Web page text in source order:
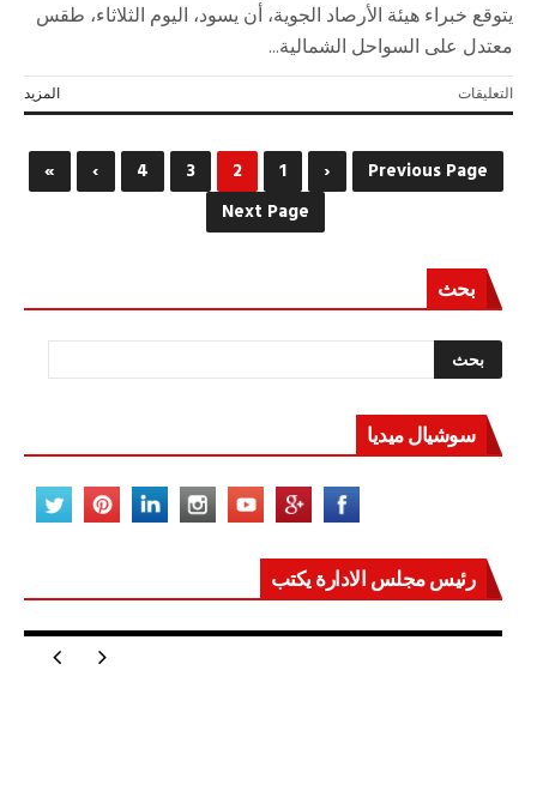
يتوقع خبراء هيئة الأرصاد الجوية، أن يسود، اليوم الثلاثاء، طقس
معتدل على السواحل الشمالية...
المزيد التعليقاتعلى
الارصاد:
اليوم
مائل
30درجة
Previous Page
Next Page
بحث
سوشيال ميديا
رئيس مجلس الادارة يكتب
مصر تعيد للعالم اتزانه